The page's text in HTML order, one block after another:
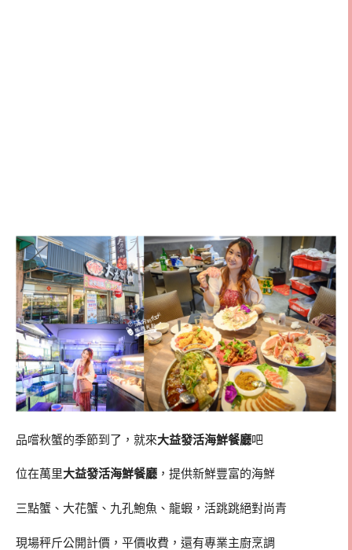
品嚐秋蟹的季節到了，就來大益發活海鮮餐廳吧
位在萬里大益發活海鮮餐廳 ，提供新鮮豐富的海鮮
三點蟹、大花蟹、九孔鮑魚、龍蝦，活跳跳絕對尚青
現場秤斤公開計價，平價收費，還有專業主廚烹調